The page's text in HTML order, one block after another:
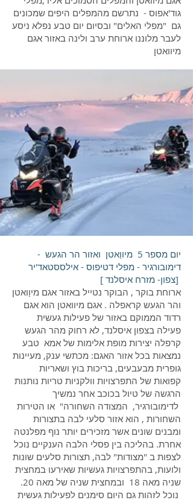
גוד'אפוס - נתרשם מהמפלים היפים שמכונים
גם "מפלי האלים" ובסיום יום טבע נפלא ניסע
לעבר מלוננו ארוחת ערב ולינה באזור אגם
מיוואטן
י
ום מספר 5 מיווַאטן ואזור הר הגעש -
דימובורגיר - מפלי דטיפוס - אילססטאד'יר
[צפון- מזרח איסלנד ]
ארוחת בוקר , הבוקר נטייל באזור אגם מיוַואטן
והר הגעש קראפלה . אגם מיוואטן הוא אגם
רדוד הממוקם באזור של פעילות געשית
פעילה בצפון איסלנד, לא רחוק מהר הגעש
קרפלה יצירות מופת אלימות של אמא טבע
נמצאות בכל אזור האגם: מכתשי ענק, מעיינות
גופרית מבעבעים, בריכות בוץ ושאריות
קפואות של התפרצויות וולקניות טריות נותנות
הרגשה של טיול בכוכב אחר נמשיך
לדימובורגיר, ‏ המצודה השחורה" או הטירות
השחורות , הוא אזור סלעי לבה בתצורות
ומבנים שונים אשר מזכירים יותר נוף מפלנטה
אחרת. בהליכה בין פסלי הלבה הענקיים נוכל
לצפות ב "מצודות" לבה, תצורות סלעים שונות
ולועות, בהתפרצויות געשיות שאירעו במחצית
שניה מאה 18 ובמחצית שניה של מאה 20.
נוכל לזהות גם היום סימנים לפעילות געשית